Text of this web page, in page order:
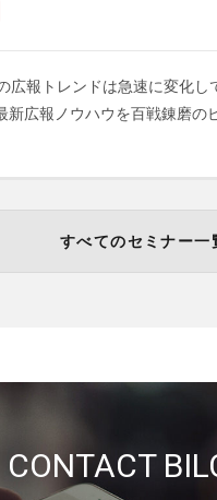
広報トレンドは急速に変化し
新広報ノウハウを百戦錬磨の
すべてのセミナー一
CONTACT